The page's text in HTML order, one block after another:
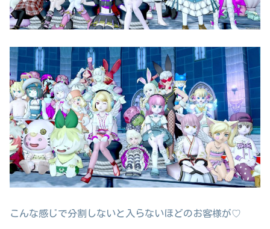
こんな感じで分割しないと入らないほどのお客様が♡